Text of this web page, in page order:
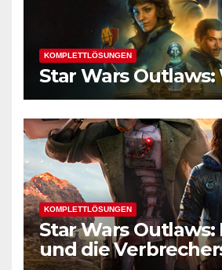
KOMPLETTLÖSUNGEN
Star Wars Outlaws:
KOMPLETTLÖSUNGEN
Star Wars Outlaws:
und die